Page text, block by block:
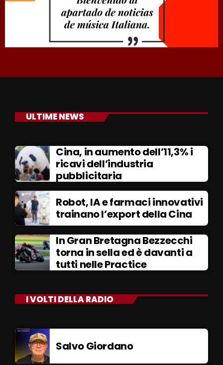
ULTIME NEWS
Cina, in aumento dell’11,3% i
ricavi dell’industria
pubblicitaria
Robot, IA e farmaci innovativi
trainano l’export della Cina
In Gran Bretagna Bezzecchi
torna in sella ed è davanti a
tutti nelle Practice
I VOLTI DELLA RADIO
Salvo Giordano